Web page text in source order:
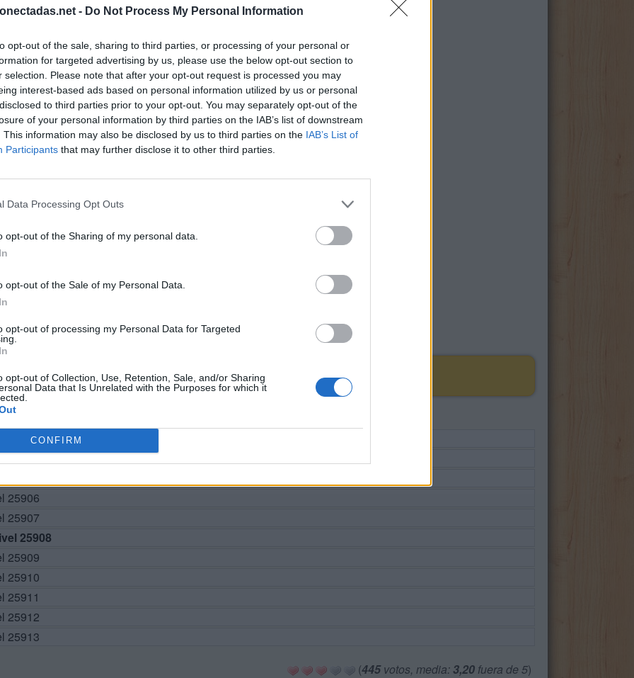
- Do Not Process My Personal Information
opt-out of the sale, sharing to third parties, or processing of your personal or
for targeted advertising by us, please use the below opt-out section to
selection. Please note that after your opt-out request is processed you may
interest-based ads based on personal information utilized by us or personal
to third parties prior to your opt-out. You may separately opt-out of the
of your personal information by third parties on the IAB’s list of downstream
This information may also be disclosed by us to third parties on the IAB’s List of
Participants that may further disclose it to other third parties.
Data Processing Opt Outs
opt-out of the Sharing of my personal data.
opt-out of the Sale of my Personal Data.
opt-out of processing my Personal Data for Targeted
opt-out of Collection, Use, Retention, Sale, and/or Sharing
Data that Is Unrelated with the Purposes for which it
CONFIRM
BUSCAR MÁS RESPUESTAS
25903
25904
25906
25907
25908
25909
25910
25911
25912
25913
(445votos, media: 3,20 fuera de 5)